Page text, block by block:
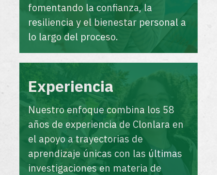
fomentando la confianza, la
resiliencia y el bienestar personal a
lo largo del proceso.
Experiencia
Nuestro enfoque combina los 58
años de experiencia de Clonlara en
el apoyo a trayectorias de
aprendizaje únicas con las últimas
investigaciones en materia de